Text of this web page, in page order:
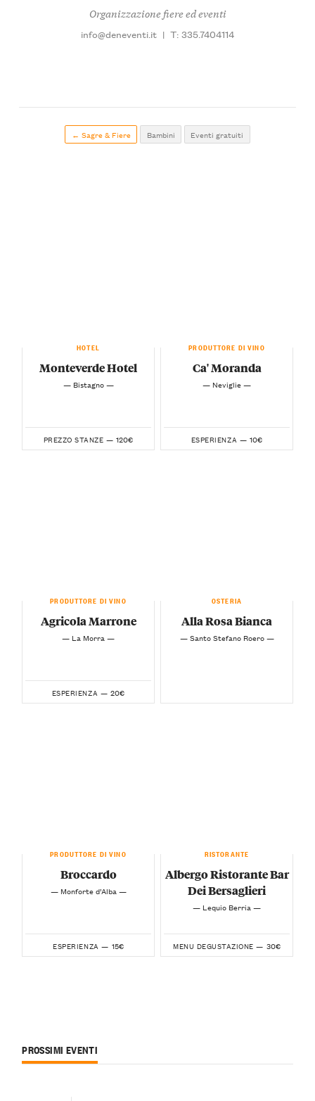
Organizzazione fiere ed eventi
info@deneventi.it | T: 335.7404114
← Sagre & Fiere Bambini Eventi gratuiti
HOTEL
Monteverde Hotel
— Bistagno —
PREZZO STANZE — 120€
PRODUTTORE DI VINO
Ca' Moranda
— Neviglie —
ESPERIENZA — 10€
PRODUTTORE DI VINO
Agricola Marrone
— La Morra —
ESPERIENZA — 20€
OSTERIA
Alla Rosa Bianca
— Santo Stefano Roero —
PRODUTTORE DI VINO
Broccardo
— Monforte d’Alba —
ESPERIENZA — 15€
RISTORANTE
Albergo Ristorante Bar
Dei Bersaglieri
— Lequio Berria —
MENU DEGUSTAZIONE — 30€
PROSSIMI EVENTI